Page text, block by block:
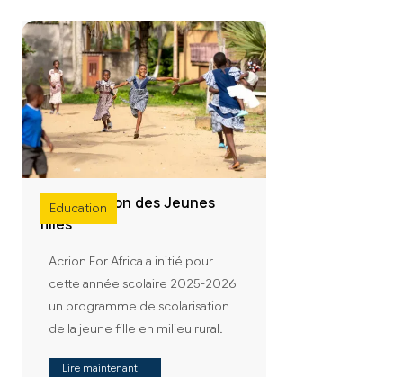
Education
Scolarisation des Jeunes
filles
Acrion For Africa a initié pour
cette année scolaire 2025-2026
un programme de scolarisation
de la jeune fille en milieu rural.
Lire maintenant